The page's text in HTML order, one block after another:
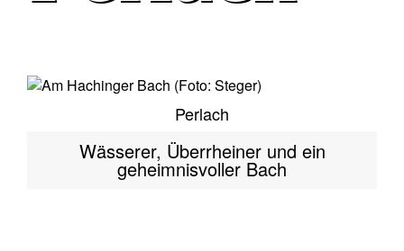
Perlach
Wässerer, Überrheiner und ein
geheimnisvoller Bach